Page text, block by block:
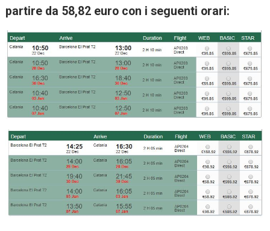
partire da 58,82 euro con i seguenti orari: